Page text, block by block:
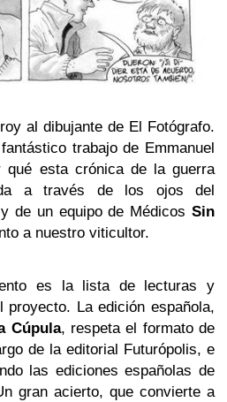
al dibujante de El Fotógrafo.
trabajo de Emmanuel
qué esta crónica de la guerra
a través de los ojos del
de un equipo de Médicos Sin
a nuestro viticultor.
es la lista de lecturas y
proyecto. La edición española,
Cúpula, respeta el formato de
de la editorial Futurópolis, e
las ediciones españolas de
gran acierto, que convierte a